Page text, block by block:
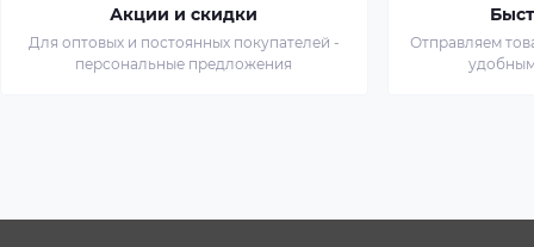
Акции и скидки
Для оптовых и постоянных покупателей -
персональные предложения
Отправляем